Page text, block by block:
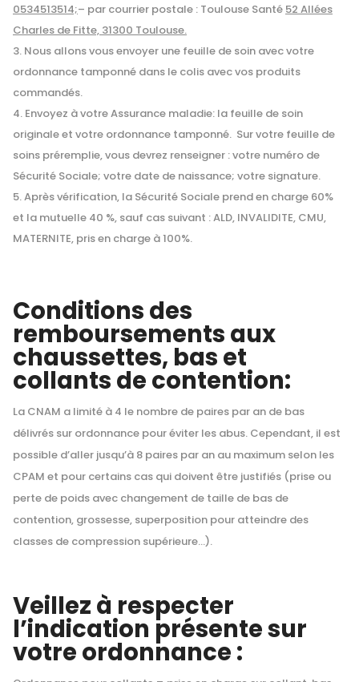
0534513514;– par courrier postale : Toulouse Santé 52 Allées
Charles de Fitte, 31300 Toulouse.
Nous allons vous envoyer une feuille de soin avec votre
ordonnance tamponné dans le colis avec vos produits
commandés.
Envoyez à votre Assurance maladie: la feuille de soin
originale et votre ordonnance tamponné. Sur votre feuille de
soins préremplie, vous devrez renseigner : votre numéro de
Sécurité Sociale; votre date de naissance; votre signature.
Après vérification, la Sécurité Sociale prend en charge 60%
et la mutuelle 40 %, sauf cas suivant : ALD, INVALIDITE, CMU,
MATERNITE, pris en charge à 100%.
Conditions des
remboursements aux
chaussettes, bas et
collants de contention:
La CNAM a limité à 4 le nombre de paires par an de bas
délivrés sur ordonnance pour éviter les abus. Cependant, il est
possible d’aller jusqu’à 8 paires par an au maximum selon les
CPAM et pour certains cas qui doivent être justifiés (prise ou
perte de poids avec changement de taille de bas de
contention, grossesse, superposition pour atteindre des
classes de compression supérieure…).
Veillez à respecter
l’indication présente sur
votre ordonnance :